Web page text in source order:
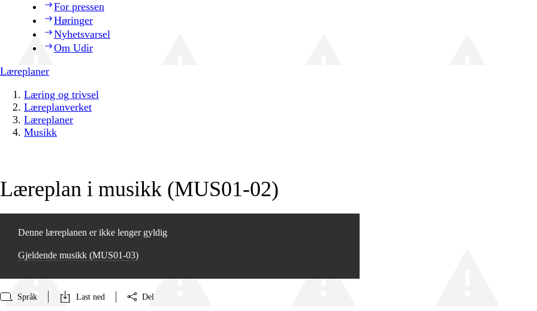
For pressen
Høringer
Nyhetsvarsel
Om Udir
Læreplaner
Læring og trivsel
Læreplanverket
Læreplaner
Musikk
Læreplan i musikk (MUS01‑02)
Denne læreplanen er ikke lenger gyldig
Gjeldende musikk (MUS01‑03)
Språk Last ned Del